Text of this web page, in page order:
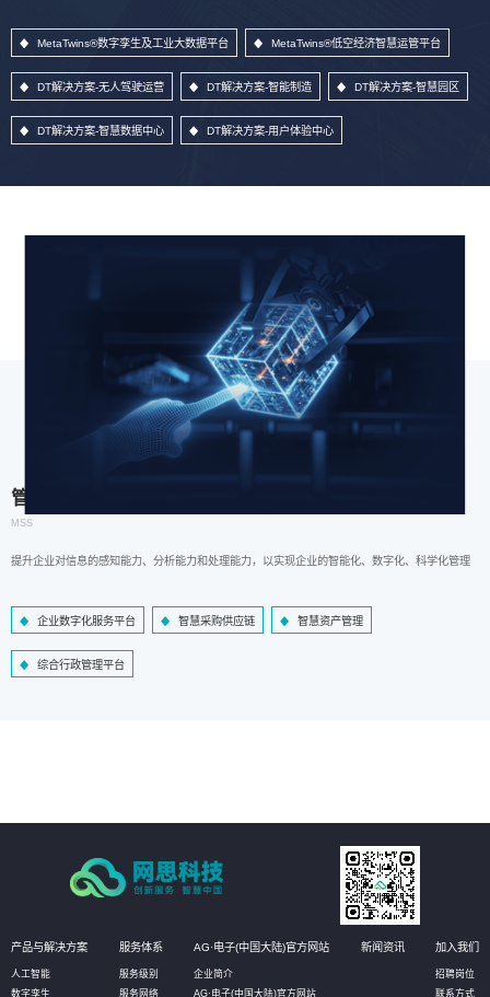
MetaTwins®数字孪生及工业大数据平台 MetaTwins®低空经济智慧运管平台
DT解决方案-无人驾驶运营 DT解决方案-智能制造 DT解决方案-智慧园区
DT解决方案-智慧数据中心 DT解决方案-用户体验中心
管理信息系统
MSS
提升企业对信息的感知能力、分析能力和处理能力，以实现企业的智能化、数字化、科学化管理
企业数字化服务平台 智慧采购供应链 智慧资产管理
综合行政管理平台
产品与解决方案
人工智能
数字孪生
服务体系
服务级别
服务网络
AG·电子(中国大陆)官方网站
企业简介
AG·电子(中国大陆)官方网站
新闻资讯 加入我们
招聘岗位
联系方式